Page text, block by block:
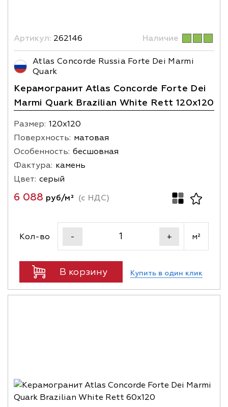
Артикул: 262146 Наличие
Atlas Concorde Russia Forte Dei Marmi
Quark
Керамогранит Atlas Concorde Forte Dei
Marmi Quark Brazilian White Rett 120x120
Размер: 120х120
Поверхность: матовая
Особенность: бесшовная
Фактура: камень
Цвет: серый
6 088 руб/м² (с НДС)
Кол-во - + м²
В корзину Купить в один клик